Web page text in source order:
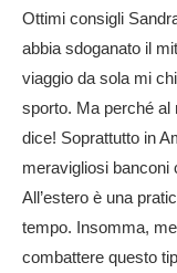
Ottimi consigli
abbia sdoganato il
viaggio da sola mi
sporto. Ma perché al
dice! Soprattutto in
meravigliosi banconi
All’estero è una
tempo. Insomma,
combattere questo